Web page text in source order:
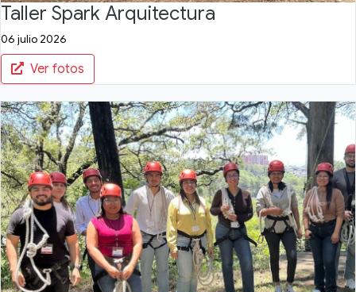
Taller Spark Arquitectura
06 julio 2026
Ver fotos